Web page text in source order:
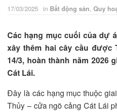
17/03/2025 in Bất động sản, Quy
Các hạng mục cuối của dự
xây thêm hai cây cầu được
14/3, hoàn thành năm 2026
Cát Lái.
Đây là các hạng mục thuộc
Thủy – cửa ngõ cảng Cát Lái